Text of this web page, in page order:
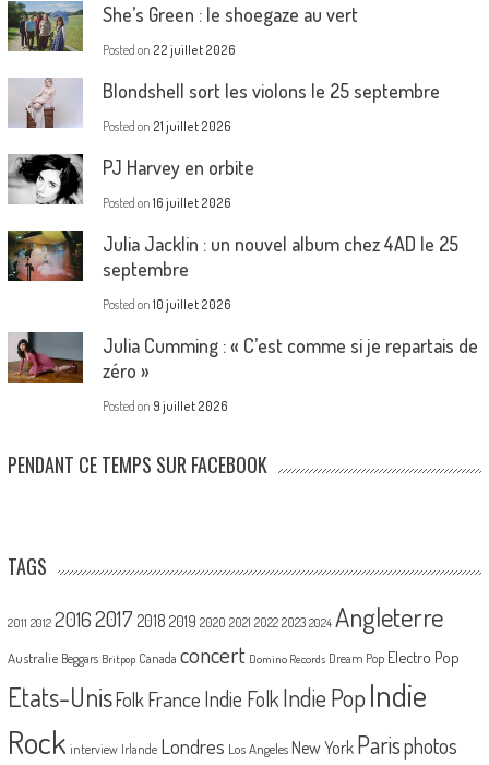
She’s Green : le shoegaze au vert
Posted on 22 juillet 2026
Blondshell sort les violons le 25 septembre
Posted on 21 juillet 2026
PJ Harvey en orbite
Posted on 16 juillet 2026
Julia Jacklin : un nouvel album chez 4AD le 25
septembre
Posted on 10 juillet 2026
Julia Cumming : « C’est comme si je repartais de
zéro »
Posted on 9 juillet 2026
PENDANT CE TEMPS SUR FACEBOOK
TAGS
2011 2012 20162017 2018 2019 2020 2021 2022 2023 2024 Angleterre
Australie Beggars Britpop Canada concert Domino Records Dream Pop Electro Pop
Etats-UnisFolk France Indie Folk Indie PopIndie
Rock interview Irlande Londres Los Angeles New York Parisphotos